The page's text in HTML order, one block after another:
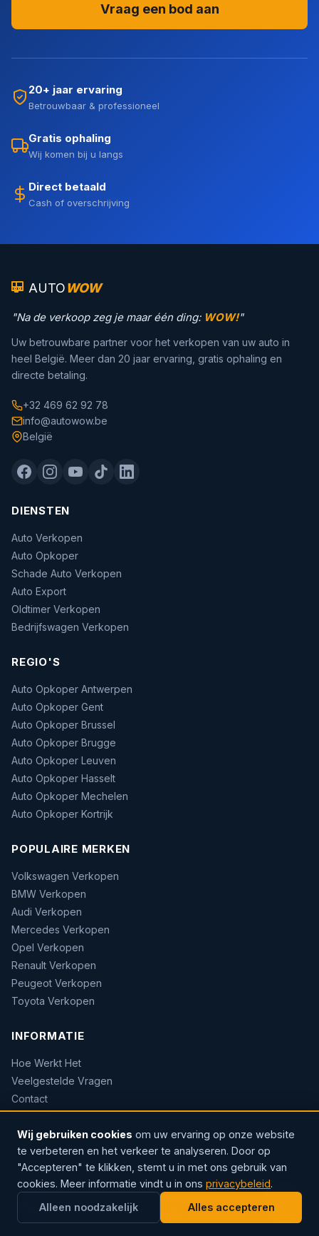
Vraag een bod aan
20+ jaar ervaring
Betrouwbaar & professioneel
Gratis ophaling
Wij komen bij u langs
Direct betaald
Cash of overschrijving
AUTOWOW
"Na de verkoop zeg je maar één ding: WOW!"
Uw betrouwbare partner voor het verkopen van uw auto in
heel België. Meer dan 20 jaar ervaring, gratis ophaling en
directe betaling.
+32 469 62 92 78
info@autowow.be
België
DIENSTEN
Auto Verkopen
Auto Opkoper
Schade Auto Verkopen
Auto Export
Oldtimer Verkopen
Bedrijfswagen Verkopen
REGIO'S
Auto Opkoper Antwerpen
Auto Opkoper Gent
Auto Opkoper Brussel
Auto Opkoper Brugge
Auto Opkoper Leuven
Auto Opkoper Hasselt
Auto Opkoper Mechelen
Auto Opkoper Kortrijk
POPULAIRE MERKEN
Volkswagen Verkopen
BMW Verkopen
Audi Verkopen
Mercedes Verkopen
Opel Verkopen
Renault Verkopen
Peugeot Verkopen
Toyota Verkopen
INFORMATIE
Hoe Werkt Het
Veelgestelde Vragen
Contact
© 2026 AUTOWOW — Erkend handelaar · Sinds 2004 · Rozenlaan
37, 9140 Temse, België. Alle rechten voorbehouden.
Privacybeleid|Algemene Voorwaarden
Wij gebruiken cookies om uw ervaring op onze website
te verbeteren en het verkeer te analyseren. Door op
"Accepteren" te klikken, stemt u in met ons gebruik van
cookies. Meer informatie vindt u in ons privacybeleid.
Alleen noodzakelijk
Alles accepteren